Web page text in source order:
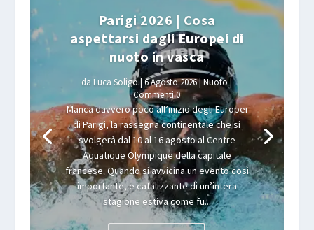
Parigi 2026 | Cosa
aspettarsi dagli Europei di
nuoto in vasca
daLuca Soligo|6 Agosto 2026|Nuoto|
Commenti 0
Manca davvero poco all’inizio degli Europei
di Parigi, la rassegna continentale che si
svolgerà dal 10 al 16 agosto al Centre
Aquatique Olympique della capitale
francese. Quando si avvicina un evento così
importante, e catalizzante di un’intera
stagione estiva come fu...